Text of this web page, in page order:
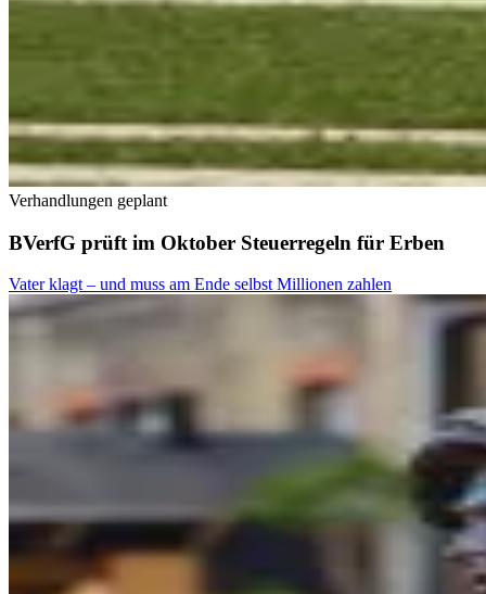
Verhandlungen geplant
BVerfG prüft im Oktober Steuerregeln für Erben
Vater klagt – und muss am Ende selbst Millionen zahlen